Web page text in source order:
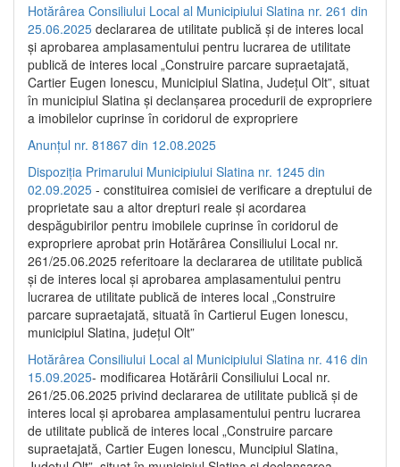
Hotărârea Consiliului Local al Municipiului Slatina nr. 261 din
25.06.2025 declararea de utilitate publică și de interes local
și aprobarea amplasamentului pentru lucrarea de utilitate
publică de interes local „Construire parcare supraetajată,
Cartier Eugen Ionescu, Municipiul Slatina, Județul Olt”, situat
în municipiul Slatina și declanșarea procedurii de expropriere
a imobilelor cuprinse în coridorul de expropriere
Anunțul nr. 81867 din 12.08.2025
Dispoziția Primarului Municipiului Slatina nr. 1245 din
02.09.2025 - constituirea comisiei de verificare a dreptului de
proprietate sau a altor drepturi reale și acordarea
despăgubirilor pentru imobilele cuprinse în coridorul de
expropriere aprobat prin Hotărârea Consiliului Local nr.
261/25.06.2025 referitoare la declararea de utilitate publică
și de interes local și aprobarea amplasamentului pentru
lucrarea de utilitate publică de interes local „Construire
parcare supraetajată, situată în Cartierul Eugen Ionescu,
municipiul Slatina, județul Olt”
Hotărârea Consiliului Local al Municipiului Slatina nr. 416 din
15.09.2025- modificarea Hotărârii Consiliului Local nr.
261/25.06.2025 privind declararea de utilitate publică și de
interes local și aprobarea amplasamentului pentru lucrarea
de utilitate publică de interes local „Construire parcare
supraetajată, Cartier Eugen Ionescu, Muncipiul Slatina,